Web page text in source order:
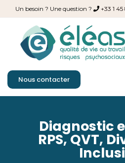
Un besoin ? Une question ? +33 1
Nous contacter
Diagnostic
RPS, QVT,